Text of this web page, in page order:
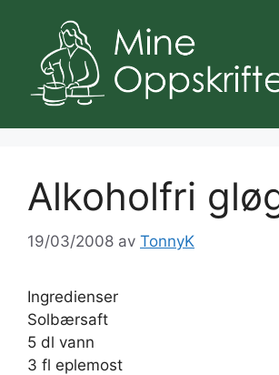
innhold
Alkoholfri
19/03/2008 av TonnyK
Ingredienser
Solbærsaft
5 dl vann
3 fl eplemost